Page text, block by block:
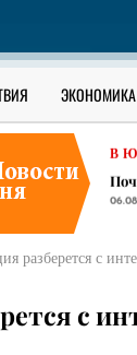
ЭКОНОМИКА
В
разберется с
с